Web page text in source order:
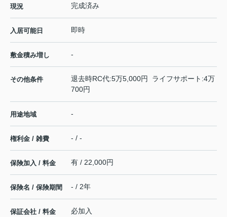
現況 完成済み
入居可能日 即時
敷金積み増し -
その他条件
退去時RC代:5万5,000円 ライフサポート:4万
700円
用途地域 -
権利金 / 雑費 - / -
保険加入 / 料金 有 / 22,000円
保険名 / 保険期間 - / 2年
保証会社 / 料金
必加入